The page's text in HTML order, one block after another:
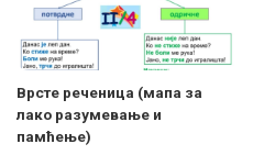
Врсте реченица (мапа за
лако разумевање и
памћење)